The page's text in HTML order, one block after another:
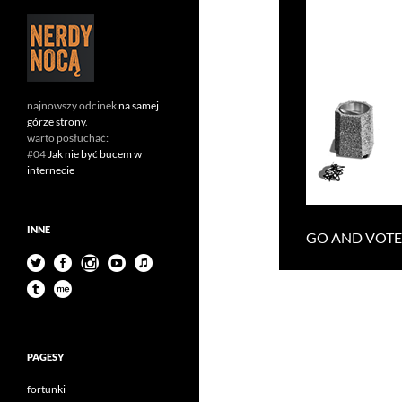
GO AND
najnowszy odcinekna samej
górze strony.
warto posłuchać:
#04Jak nie być bucem w
internecie
INNE
PAGESY
fortunki